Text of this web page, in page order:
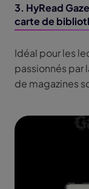
3. HyRead
carte de
Idéal pour les
passionnés par
de magazines